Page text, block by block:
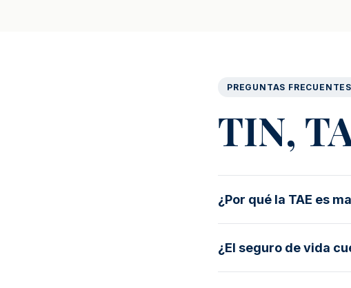
PREGUNTAS FRECUENTES
TIN,
¿Por qué la TAE es
¿El seguro de vida